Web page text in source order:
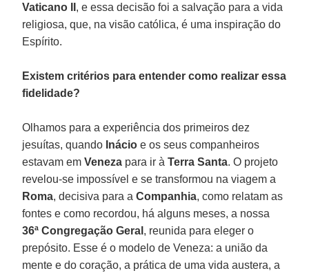
Vaticano II , e essa decisão foi a salvação para a vida
religiosa, que, na visão católica, é uma inspiração do
Espírito.
Existem critérios para entender como realizar essa
fidelidade?
Olhamos para a experiência dos primeiros dez
jesuítas, quando Inácio e os seus companheiros
estavam emVeneza para ir àTerra Santa. O projeto
revelou-se impossível e se transformou na viagem a
Roma, decisiva para aCompanhia, como relatam as
fontes e como recordou, há alguns meses, a nossa
36ª Congregação Geral , reunida para eleger o
prepósito. Esse é o modelo de Veneza: a união da
mente e do coração, a prática de uma vida austera, a